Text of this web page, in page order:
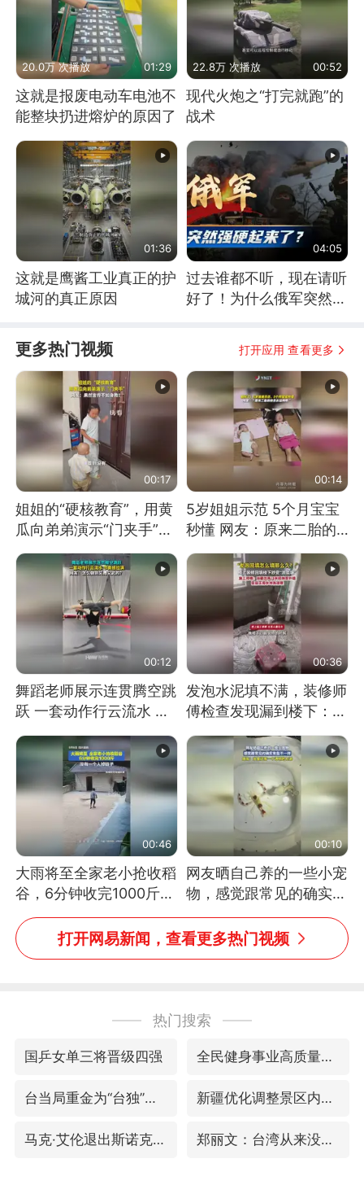
20.0万 次播放 01:29
这就是报废电动车电池不
能整块扔进熔炉的原因了
22.8万 次播放 00:52
现代火炮之“打完就跑”的
战术
01:36
这就是鹰酱工业真正的护
城河的真正原因
04:05
过去谁都不听，现在请听
好了！为什么俄军突然强
更多热门视频 打开应用 查看更多
00:17
姐姐的“硬核教育”，用黄
瓜向弟弟演示“门夹手”，
网友：果然言传不如身
教！
00:14
5岁姐姐示范 5个月宝宝
秒懂 网友：原来二胎的
快乐长这样
00:12
舞蹈老师展示连贯腾空跳
跃 一套动作行云流水 节
奏感拉满 网友：怎么做
到又舞又武的？
00:36
发泡水泥填不满，装修师
傅检查发现漏到楼下：出
风口未延伸到外墙
00:46
大雨将至全家老小抢收稻
谷，6分钟收完1000斤，
没有一个人掉链子
00:10
网友晒自己养的一些小宠
物，感觉跟常见的确实有
些不一样
打开网易新闻，查看更多热门视频
热门搜索
国乒女单三将晋级四强 全民健身事业高质量发展
台当局重金为“台独”织“皇帝新衣” 新疆优化调整景区内自驾服务费
马克·艾伦退出斯诺克中国公开赛 郑丽文：台湾从来没有“独立”过